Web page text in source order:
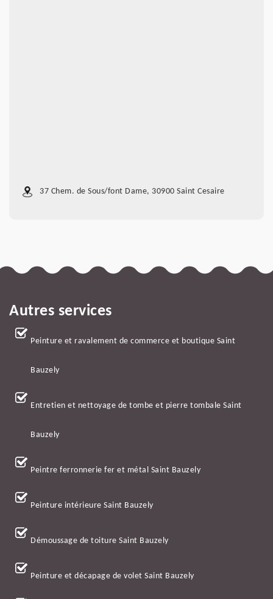
37 Chem. de Sous/font Dame, 30900 Saint Cesaire
Autres services
Peinture et ravalement de commerce et boutique Saint
Bauzely
Entretien et nettoyage de tombe et pierre tombale Saint
Bauzely
Peintre ferronnerie fer et métal Saint Bauzely
Peinture intérieure Saint Bauzely
Démoussage de toiture Saint Bauzely
Peinture et décapage de volet Saint Bauzely